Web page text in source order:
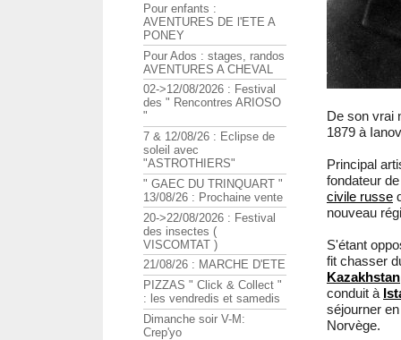
De son vrai
1879 à
Principal
fondateur
civile russe
nouveau
S'étant
fit chasser
Kazakhstan
conduit à
séjourner
Norvège.
Pour enfants :
AVENTURES DE l'ETE A
PONEY
Pour Ados : stages, randos
AVENTURES A CHEVAL
02->12/08/2026 : Festival
des " Rencontres ARIOSO
"
7 & 12/08/26 : Eclipse de
soleil avec
"ASTROTHIERS"
" GAEC DU TRINQUART "
13/08/26 : Prochaine vente
20->22/08/2026 : Festival
des insectes (
VISCOMTAT )
21/08/26 : MARCHE D'ETE
PIZZAS " Click & Collect "
: les vendredis et samedis
Dimanche soir V-M:
Crep'yo